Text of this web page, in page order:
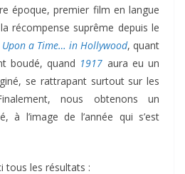
époque, premier film en langue
récompense suprême depuis le
Upon a Time… in Hollywood, quant
boudé, quand 1917 aura eu un
se rattrapant surtout sur les
nous obtenons un
à l’image de l’année qui s’est
tous les résultats :